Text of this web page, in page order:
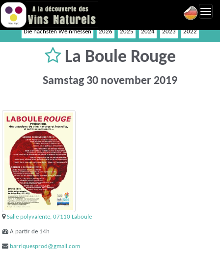
Die nächsten Weinmessen 2026 2025 2024 2023 2022
La Boule Rouge
Samstag 30 november 2019
Salle polyvalente, 07110 Laboule
A partir de 14h
barriquesprod@gmail.com